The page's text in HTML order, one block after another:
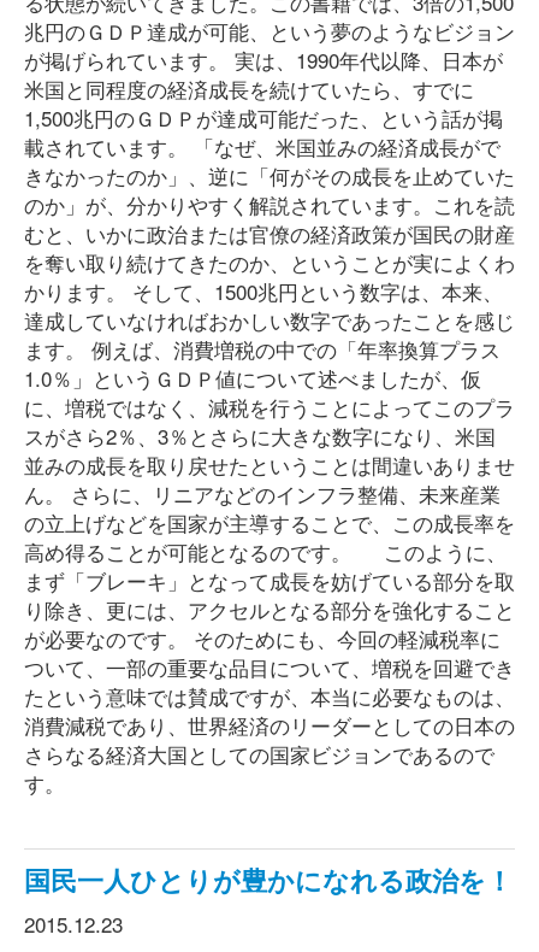
兆円のＧＤＰ達成が可能、という夢のようなビジョン
が掲げられています。 実は、1990年代以降、日本が
米国と同程度の経済成長を続けていたら、すでに
1,500兆円のＧＤＰが達成可能だった、という話が掲
載されています。 「なぜ、米国並みの経済成長がで
きなかったのか」、逆に「何がその成長を止めていた
のか」が、分かりやすく解説されています。これを読
むと、いかに政治または官僚の経済政策が国民の財産
を奪い取り続けてきたのか、ということが実によくわ
かります。 そして、1500兆円という数字は、本来、
達成していなければおかしい数字であったことを感じ
ます。 例えば、消費増税の中での「年率換算プラス
1.0％」というＧＤＰ値について述べましたが、仮
に、増税ではなく、減税を行うことによってこのプラ
スがさら2％、3％とさらに大きな数字になり、米国
並みの成長を取り戻せたということは間違いありませ
ん。 さらに、リニアなどのインフラ整備、未来産業
の立上げなどを国家が主導することで、この成長率を
高め得ることが可能となるのです。 このように、
まず「ブレーキ」となって成長を妨げている部分を取
り除き、更には、アクセルとなる部分を強化すること
が必要なのです。 そのためにも、今回の軽減税率に
ついて、一部の重要な品目について、増税を回避でき
たという意味では賛成ですが、本当に必要なものは、
消費減税であり、世界経済のリーダーとしての日本の
さらなる経済大国としての国家ビジョンであるので
す。
国民一人ひとりが豊かになれる政治を！
2015.12.23